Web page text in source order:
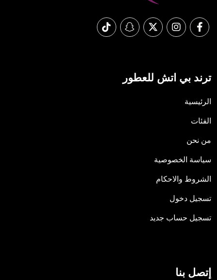
ترند بي اتش للعطور
الرئيسية
الفئات
من نحن
سياسة الخصوصية
الشروط والاحكام
تسجيل دخول
تسجيل حساب جديد
إتصل بنا